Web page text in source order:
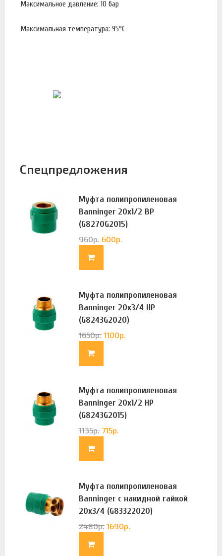
Максимальное давление: 10 бар
Максимальная температура: 95°С
Спецпредложения
Муфта полипропиленовая
Banninger 20х1/2 ВР
(G8270G2015)
960р. 600р.
Муфта полипропиленовая
Banninger 20х3/4 НР
(G8243G2020)
1650р. 1100р.
Муфта полипропиленовая
Banninger 20х1/2 НР
(G8243G2015)
1135р. 715р.
Муфта полипропиленовая
Banninger с накидной гайкой
20х3/4 (G83322020)
2480р. 1690р.